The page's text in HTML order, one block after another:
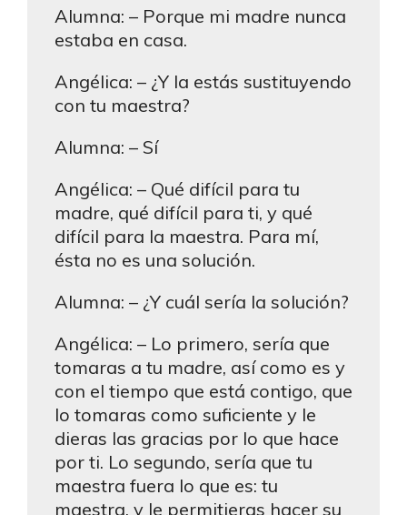
Alumna: – Porque mi madre nunca
estaba en casa.
Angélica: – ¿Y la estás sustituyendo
con tu maestra?
Alumna: – Sí
Angélica: – Qué difícil para tu
madre, qué difícil para ti, y qué
difícil para la maestra. Para mí,
ésta no es una solución.
Alumna: – ¿Y cuál sería la solución?
Angélica: – Lo primero, sería que
tomaras a tu madre, así como es y
con el tiempo que está contigo, que
lo tomaras como suficiente y le
dieras las gracias por lo que hace
por ti. Lo segundo, sería que tu
maestra fuera lo que es: tu
maestra, y le permitieras hacer su